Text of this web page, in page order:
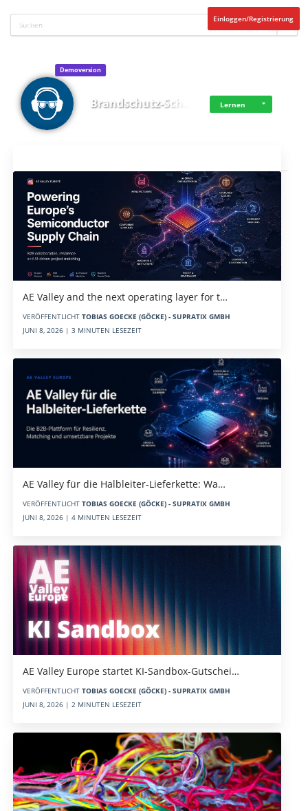
Einloggen/Registrierung
Demoversion
Brandschutz-Sch… Lernen
AE Valley and the next operating layer for t…
VERÖFFENTLICHT TOBIAS GOECKE (GÖCKE) - SUPRATIX GMBH
JUNI 8, 2026 | 3 MINUTEN LESEZEIT
AE Valley für die Halbleiter-Lieferkette: Wa…
VERÖFFENTLICHT TOBIAS GOECKE (GÖCKE) - SUPRATIX GMBH
JUNI 8, 2026 | 4 MINUTEN LESEZEIT
AE Valley Europe startet KI-Sandbox-Gutschei…
VERÖFFENTLICHT TOBIAS GOECKE (GÖCKE) - SUPRATIX GMBH
JUNI 8, 2026 | 2 MINUTEN LESEZEIT